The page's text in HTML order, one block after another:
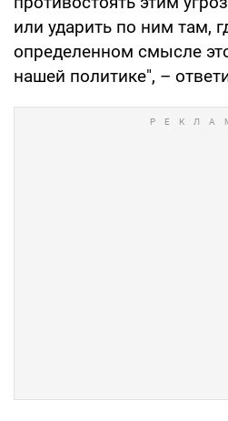
или ударить по ним там,
определенном смысле
нашей политике", –